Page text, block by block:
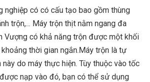
nghiệp có có cấu tạo bao gồm thùng
trộn,... Máy trộn thịt nằm ngang đa
Vượng có khả năng trộn được một khối
thời gian ngắn.Máy trộn là tự
do máy thực hiện. Tùy thuộc vào tốc
nạp vào đó, bạn có thể sử dụng